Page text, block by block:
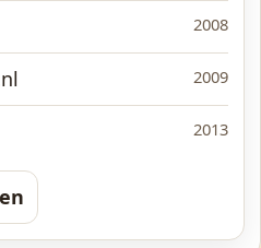
2008
2009
2013